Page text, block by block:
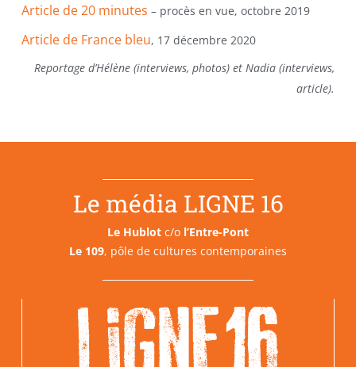
Article de 20 minutes – procès en vue, octobre 2019
Article de France bleu, 17 décembre 2020
Reportage d’Hélène (interviews, photos) et Nadia (interviews,
article).
Le média LIGNE 16
Le Hublot c/o l’Entre-Pont
Le 109, pôle de cultures contemporaines